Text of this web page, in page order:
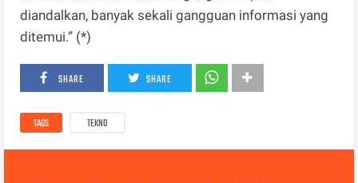
diandalkan, banyak sekali gangguan informasi yang
ditemui.” (*)
SHARE SHARE
TAGS TEKNO